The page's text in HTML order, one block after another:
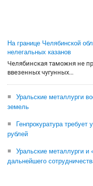
На границе Челябинской
нелегальных казанов
Челябинская таможня не
ввезенных чугунных...
Уральские металлурги
земель
Генпрокуратура
рублей
Уральские металлурги
дальнейшего